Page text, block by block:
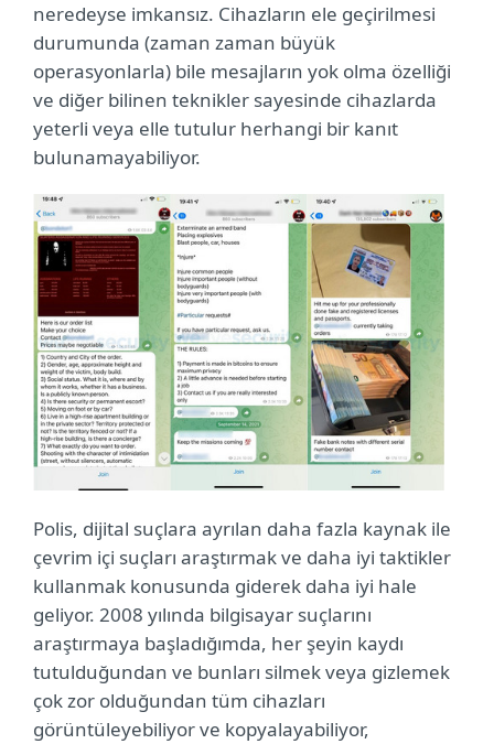
neredeyse imkansız. Cihazların ele geçirilmesi
durumunda (zaman zaman büyük
operasyonlarla) bile mesajların yok olma özelliği
ve diğer bilinen teknikler sayesinde cihazlarda
yeterli veya elle tutulur herhangi bir kanıt
bulunamayabiliyor.
Polis, dijital suçlara ayrılan daha fazla kaynak ile
çevrim içi suçları araştırmak ve daha iyi taktikler
kullanmak konusunda giderek daha iyi hale
geliyor. 2008 yılında bilgisayar suçlarını
araştırmaya başladığımda, her şeyin kaydı
tutulduğundan ve bunları silmek veya gizlemek
çok zor olduğundan tüm cihazları
görüntüleyebiliyor ve kopyalayabiliyor,